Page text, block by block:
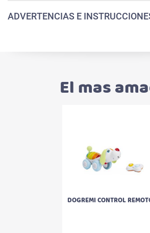
ADVERTENCIAS E
El mas
DOGREMI CONTROL